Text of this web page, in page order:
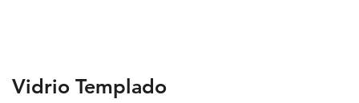
Vidrio Templado